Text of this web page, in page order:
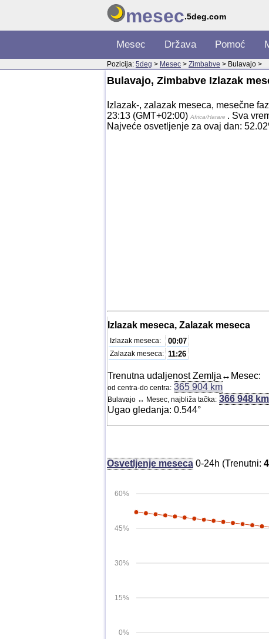
mesec.5deg.com
Mesec Država Pomoć
Pozicija: 5deg > Mesec > Zimbabve > Bulavajo >
Bulavajo, Zimbabve Izlazak
Izlazak-, zalazak meseca, mesečne
23:13 (GMT+02:00) Africa/Harare . Sva
Najveće osvetljenje za ovaj dan:
Izlazak meseca, Zalazak meseca
Izlazak meseca: 00:07
Zalazak meseca: 11:26
Trenutna udaljenost Zemlja↔Mesec:
od centra-do centra: 365 904 km
Bulavajo ↔ Mesec, najbliža tačka: 366 948 km
Ugao gledanja: 0.544°
Osvetljenje meseca 0-24h (Trenutni:
0%
15%
30%
45%
60%